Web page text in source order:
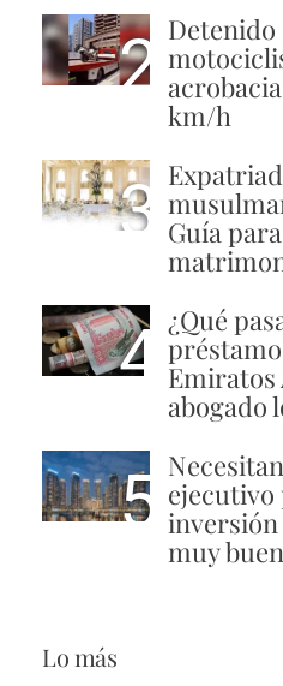
2 Detenido
km/h
3 Guía
4 ¿Qué
Emiratos
abogado
5 ejecutivo
inversión
muy
Lo más